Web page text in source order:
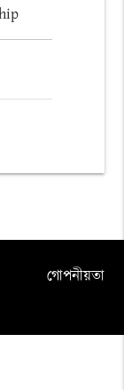
গোপনীয়তা